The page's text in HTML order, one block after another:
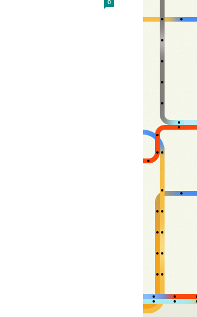
0